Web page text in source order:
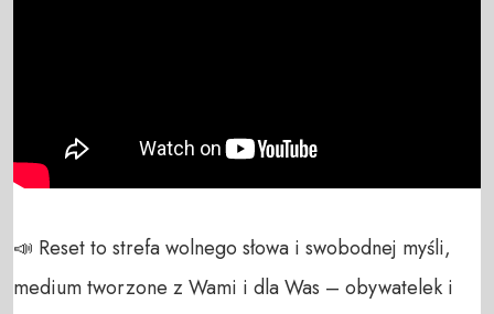
📣 Reset to strefa wolnego słowa i swobodnej myśli,
medium tworzone z Wami i dla Was – obywatelek i